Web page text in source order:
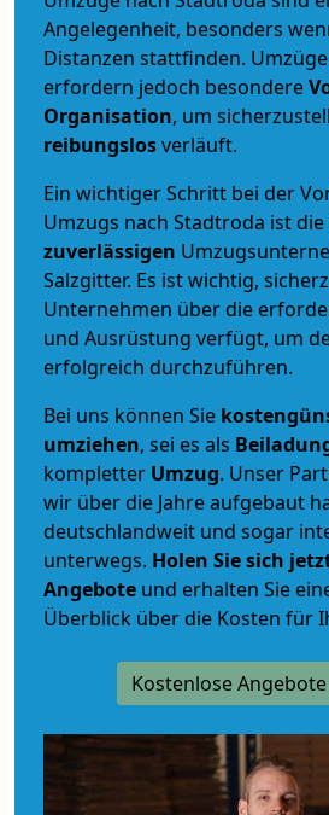
Angelegenheit, besonders
Distanzen stattfinden.
erfordern jedoch besondere
Organisation, um
reibungslosverläuft.
Ein wichtiger Schritt bei der
Umzugs nach Stadtroda ist die
zuverlässigen
Salzgitter. Es ist wichtig,
Unternehmen über die
und Ausrüstung verfügt, um
erfolgreich durchzuführen.
Bei uns können Sie
umziehen, sei es als
kompletter Umzug. Unser
wir über die Jahre aufgebaut
deutschlandweit und sogar
unterwegs. Holen Sie sich
Angebote und erhalten Sie
Überblick über die Kosten für
Kostenlose